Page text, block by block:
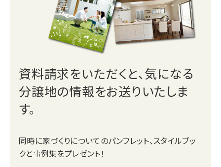
資料請求をいただくと、気になる
分譲地の情報をお送りいたしま
す。
同時に家づくりについてのパンフレット、スタイルブッ
クと事例集をプレゼント！